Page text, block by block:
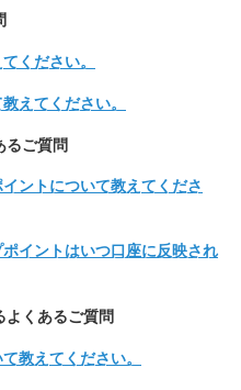
ください。
えてください。
るご質問
ントについて教えてくださ
イントはいつ口座に反映され
くあるご質問
教えてください。